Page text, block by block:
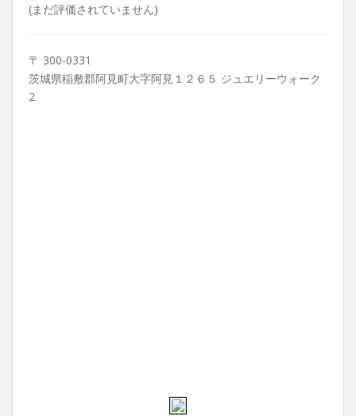
(まだ評価されていません)
〒 300-0331
茨城県稲敷郡阿見町大字阿見１２６５ ジュエリーウォーク
2